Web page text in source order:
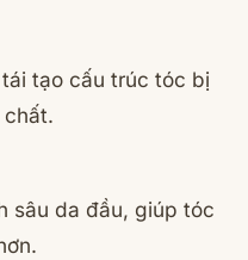
tạo cấu trúc tóc bị
sâu da đầu, giúp tóc